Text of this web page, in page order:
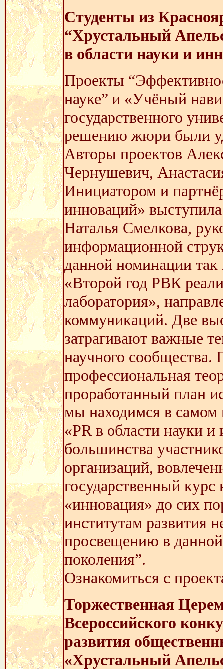
Студенты из
“Хрустальный
в области науки и
Проекты
науке” и «Учёный
государственного
решению жюри были
Авторы проектов
Чернушевич,
Инициатором и
инноваций»
Наталья Смелкова,
информационной
данной номинации
«Второй год РВК
лаборатория»,
коммуникаций. Две
затрагивают важные
научного сообщества.
профессиональная
проработанный план
мы находимся в
«PR в области науки
большинства
организаций,
государственный
«инновация» до сих
институтам развития
просвещению в
поколения”.
Ознакомиться с
Торжественная
Всероссийского
развития
«Хрустальный